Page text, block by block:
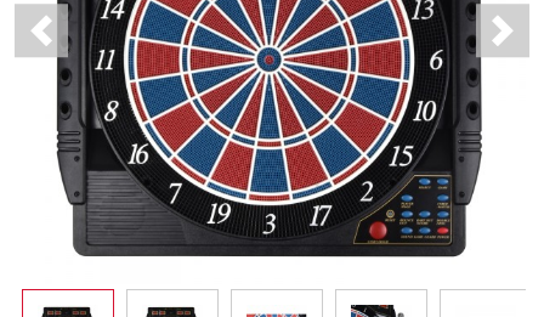
Previous Next